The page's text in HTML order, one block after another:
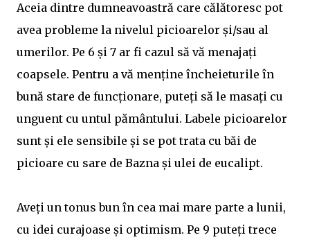
Aceia dintre dumneavoastră care călătoresc pot
avea probleme la nivelul picioarelor și/sau al
umerilor. Pe 6 și 7 ar fi cazul să vă menajați
coapsele. Pentru a vă menține încheieturile în
bună stare de funcționare, puteți să le masați cu
unguent cu untul pământului. Labele picioarelor
sunt și ele sensibile și se pot trata cu băi de
picioare cu sare de Bazna și ulei de eucalipt.
Aveți un tonus bun în cea mai mare parte a lunii,
cu idei curajoase și optimism. Pe 9 puteți trece